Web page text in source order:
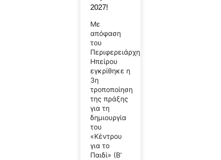
2027!
Με
απόφαση
του
Περιφερειάρχη
Ηπείρου
εγκρίθηκε η
3η
τροποποίηση
της πράξης
για τη
δημιουργία
του
«Κέντρου
για το
Παιδί» (Β’